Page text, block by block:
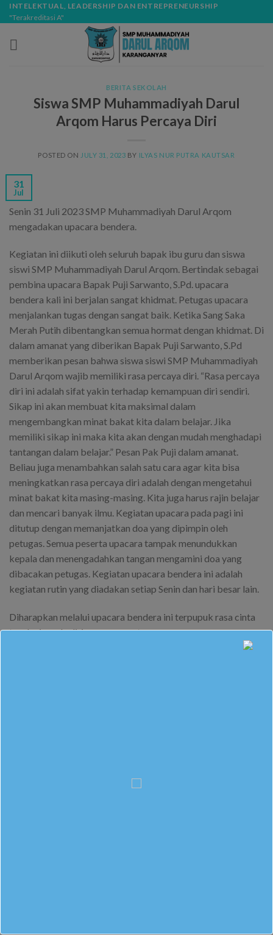
Skip
to
content
INTELEKTUAL, LEADERSHIP DAN ENTREPRENEURSHIP
"Terakreditasi A"
BERITA SEKOLAH
Siswa SMP Muhammadiyah Darul
Arqom Harus Percaya Diri
POSTED ON JULY 31, 2023 BY ILYAS NUR PUTRA KAUTSAR
31
Jul
Senin 31 Juli 2023 SMP Muhammadiyah Darul Arqom
mengadakan upacara bendera.
Kegiatan ini diikuti oleh seluruh bapak ibu guru dan siswa
siswi SMP Muhammadiyah Darul Arqom. Bertindak sebagai
pembina upacara Bapak Puji Sarwanto, S.Pd. upacara
bendera kali ini berjalan sangat khidmat. Petugas upacara
menjalankan tugas dengan sangat baik. Ketika Sang Saka
Merah Putih dibentangkan semua hormat dengan khidmat. Di
dalam amanat yang diberikan Bapak Puji Sarwanto, S.Pd
memberikan pesan bahwa siswa siswi SMP Muhammadiyah
Darul Arqom wajib memiliki rasa percaya diri. “Rasa percaya
diri ini adalah sifat yakin terhadap kemampuan diri sendiri.
Sikap ini akan membuat kita maksimal dalam
mengembangkan minat bakat kita dalam belajar. Jika
memiliki sikap ini maka kita akan dengan mudah menghadapi
tantangan dalam belajar.” Pesan Pak Puji dalam amanat.
Beliau juga menambahkan salah satu cara agar kita bisa
meningkatkan rasa percaya diri adalah dengan mengetahui
minat bakat kita masing-masing. Kita juga harus rajin belajar
dan mencari banyak ilmu. Kegiatan upacara pada pagi ini
ditutup dengan memanjatkan doa yang dipimpin oleh
petugas. Semua peserta upacara tampak menundukkan
kepala dan menengadahkan tangan mengamini doa yang
dibacakan petugas. Kegiatan upacara bendera ini adalah
kegiatan rutin yang diadakan setiap Senin dan hari besar lain.
Diharapkan melalui upacara bendera ini terpupuk rasa cinta
tanah air pada diri semua peserta upacara.
modal-check